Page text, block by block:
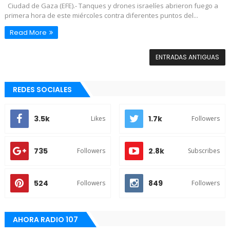
Ciudad de Gaza (EFE).- Tanques y drones israelíes abrieron fuego a
primera hora de este miércoles contra diferentes puntos del...
Read More
ENTRADAS ANTIGUAS
REDES SOCIALES
3.5k Likes 1.7k Followers
735 Followers 2.8k Subscribes
524 Followers 849 Followers
AHORA RADIO 107